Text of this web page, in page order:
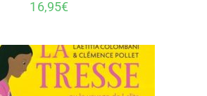
16,95€